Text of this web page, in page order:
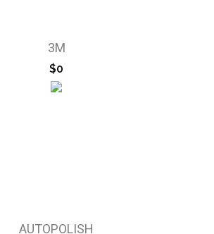
3M
$0
AUTOPOLISH